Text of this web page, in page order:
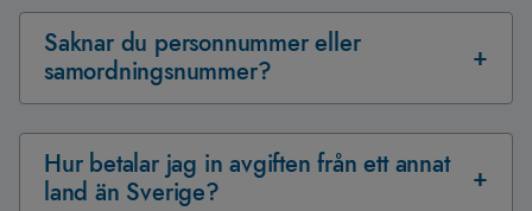
Saknar du personnummer eller
samordningsnummer?
Hur betalar jag in avgiften från ett annat
land än Sverige?